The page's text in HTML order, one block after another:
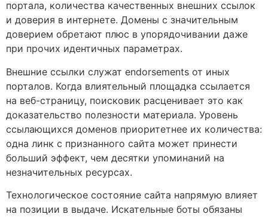
портала, количества качественных внешних ссылок
и доверия в интернете. Домены с значительным
доверием обретают плюс в упорядочивании даже
при прочих идентичных параметрах.
Внешние ссылки служат endorsements от иных
порталов. Когда влиятельный площадка ссылается
на веб-страницу, поисковик расценивает это как
доказательство полезности материала. Уровень
ссылающихся доменов приоритетнее их количества:
одна линк с признанного сайта может принести
больший эффект, чем десятки упоминаний на
незначительных ресурсах.
Технологическое состояние сайта напрямую влияет
на позиции в выдаче. Искательные боты обязаны